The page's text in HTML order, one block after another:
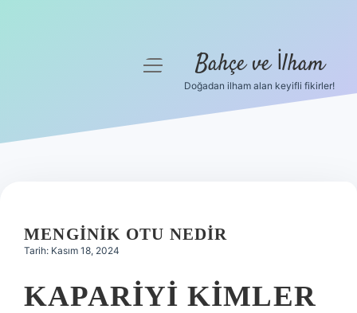
Hakkımızda
menüyü
Bahçe ve İlham
Doğadan ilham alan keyifli fikirler!
MENGINIK OTU NEDIR
Tarih: Kasım 18, 2024
KAPARIYI KIMLER